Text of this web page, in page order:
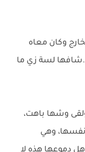
وكان معاه
لسة زي ما
وشها باهت،
وهي
دموعها هذه لا